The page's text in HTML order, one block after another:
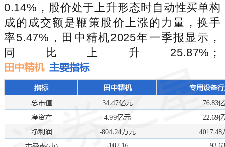
0.14%，股价处于上升形态时自动性买单构
成的成交额是鞭策股价上涨的力量，换手
率5.47%，田中精机2025年一季报显示，
同比上升25.87%；